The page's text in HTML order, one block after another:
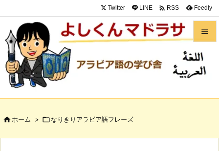


メニュ


次へ
Twitter LINE  RSS Feedly
ホーム > なりきりアラビア語フレーズ